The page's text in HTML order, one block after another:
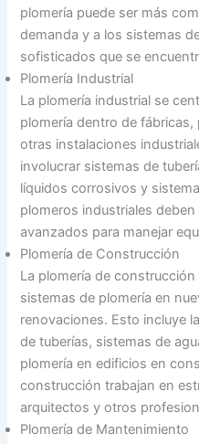
plomería puede ser más
demanda y a los sistemas
sofisticados que se
Plomería Industrial
La plomería industrial se
plomería dentro de
otras instalaciones
involucrar sistemas de
líquidos corrosivos y
plomeros industriales
avanzados para manejar
Plomería de Construcción
La plomería de
sistemas de plomería en
renovaciones. Esto incluye
de tuberías, sistemas de
plomería en edificios en
construcción trabajan en
arquitectos y otros
Plomería de Mantenimiento